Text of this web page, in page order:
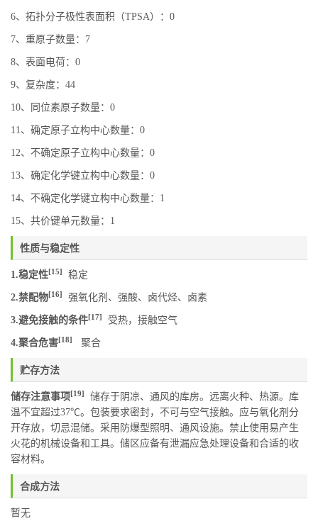
6、拓扑分子极性表面积（TPSA）：0
7、重原子数量：7
8、表面电荷：0
9、复杂度：44
10、同位素原子数量：0
11、确定原子立构中心数量：0
12、不确定原子立构中心数量：0
13、确定化学键立构中心数量：0
14、不确定化学键立构中心数量：1
15、共价键单元数量：1
性质与稳定性
1.稳定性[15] 稳定
2.禁配物[16] 强氧化剂、强酸、卤代烃、卤素
3.避免接触的条件[17] 受热，接触空气
4.聚合危害[18] 聚合
贮存方法
储存注意事项 [19]
储存于阴凉、通风的库房。远离火种、热源。库
温不宜超过37℃。包装要求密封，不可与空气接触。应与氧化剂分
开存放，切忌混储。采用防爆型照明、通风设施。禁止使用易产生
火花的机械设备和工具。储区应备有泄漏应急处理设备和合适的收
容材料。
合成方法
暂无